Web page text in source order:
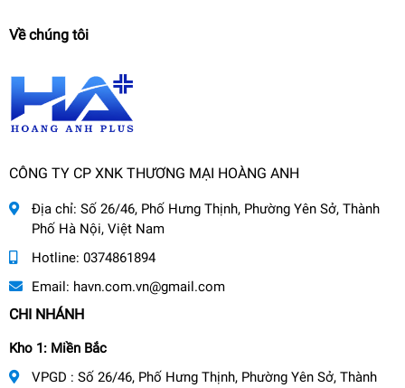
Về chúng tôi
CÔNG TY CP XNK THƯƠNG MẠI HOÀNG ANH
Địa chỉ: Số 26/46, Phố Hưng Thịnh, Phường Yên Sở, Thành
Phố Hà Nội, Việt Nam
Hotline: 0374861894
Email: havn.com.vn@gmail.com
CHI NHÁNH
Kho 1: Miền Bắc
VPGD : Số 26/46, Phố Hưng Thịnh, Phường Yên Sở, Thành